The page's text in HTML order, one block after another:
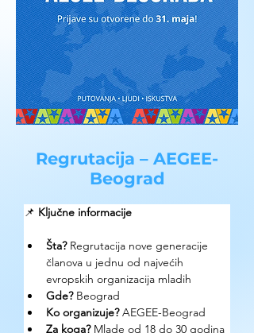
Regrutacija – AEGEE-
Beograd
📌 Ključne informacije
Šta? Regrutacija nove generacije
članova u jednu od najvećih
evropskih organizacija mladih
Gde? Beograd
Ko organizuje? AEGEE-Beograd
Za koga? Mlade od 18 do 30 godina